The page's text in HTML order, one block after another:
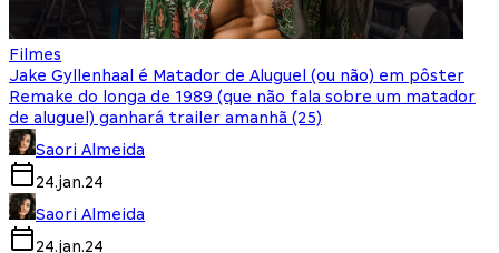
Filmes
Jake Gyllenhaal é Matador de Aluguel (ou não) em pôster
Remake do longa de 1989 (que não fala sobre um matador
de aluguel) ganhará trailer amanhã (25)
Saori Almeida
24.jan.24
Saori Almeida
24.jan.24